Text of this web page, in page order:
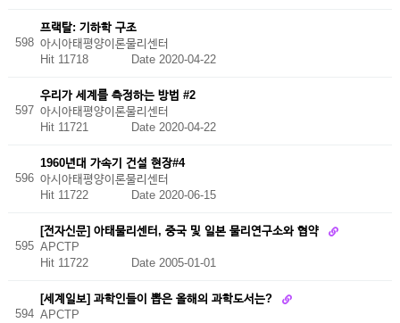
598
프랙탈: 기하학 구조
아시아태평양이론물리센터
Hit 11718 Date 2020-04-22
597
우리가 세계를 측정하는 방법 #2
아시아태평양이론물리센터
Hit 11721 Date 2020-04-22
596
1960년대 가속기 건설 현장#4
아시아태평양이론물리센터
Hit 11722 Date 2020-06-15
595
[전자신문] 아태물리센터, 중국 및 일본 물리연구소와 협약
APCTP
Hit 11722
Date 2005-01-01
594
[세계일보] 과학인들이 뽑은 올해의 과학도서는?
APCTP